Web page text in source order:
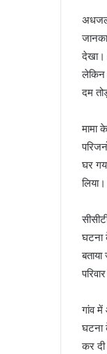
देखा।
लेकिन
दम
मामा
घर
घटना
गांव
घटना
कर